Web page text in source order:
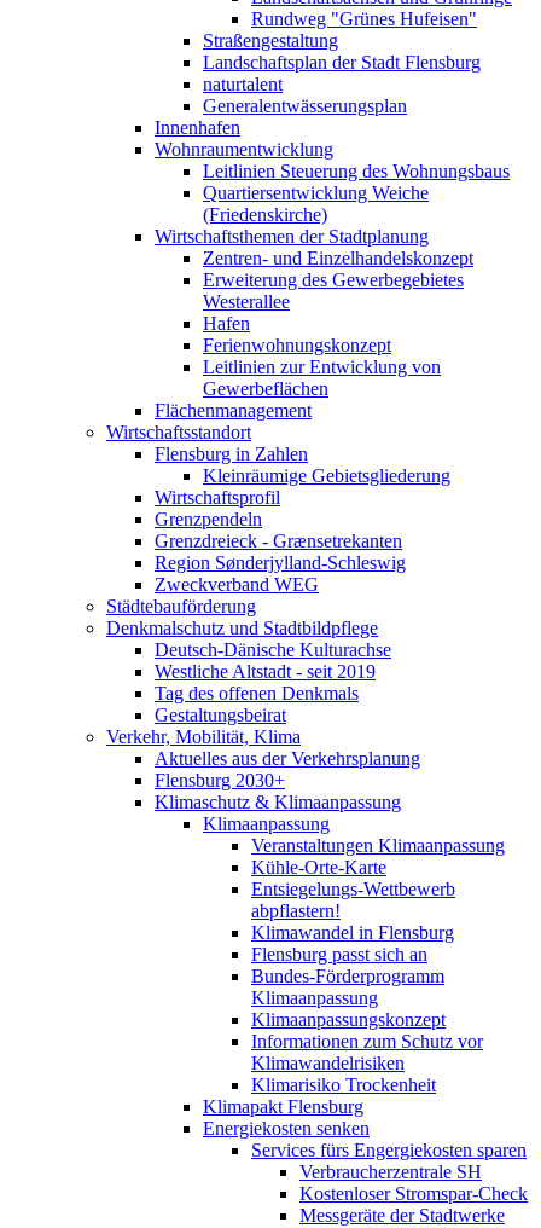
Rundweg "Grünes Hufeisen"
Straßengestaltung
Landschaftsplan der Stadt Flensburg
naturtalent
Generalentwässerungsplan
Innenhafen
Wohnraumentwicklung
Leitlinien Steuerung des Wohnungsbaus
Quartiersentwicklung Weiche
(Friedenskirche)
Wirtschaftsthemen der Stadtplanung
Zentren- und Einzelhandelskonzept
Erweiterung des Gewerbegebietes
Westerallee
Hafen
Ferienwohnungskonzept
Leitlinien zur Entwicklung von
Gewerbeflächen
Flächenmanagement
Wirtschaftsstandort
Flensburg in Zahlen
Kleinräumige Gebietsgliederung
Wirtschaftsprofil
Grenzpendeln
Grenzdreieck - Grænsetrekanten
Region Sønderjylland-Schleswig
Zweckverband WEG
Städtebauförderung
Denkmalschutz und Stadtbildpflege
Deutsch-Dänische Kulturachse
Westliche Altstadt - seit 2019
Tag des offenen Denkmals
Gestaltungsbeirat
Verkehr, Mobilität, Klima
Aktuelles aus der Verkehrsplanung
Flensburg 2030+
Klimaschutz & Klimaanpassung
Klimaanpassung
Veranstaltungen Klimaanpassung
Kühle-Orte-Karte
Entsiegelungs-Wettbewerb
abpflastern!
Klimawandel in Flensburg
Flensburg passt sich an
Bundes-Förderprogramm
Klimaanpassung
Klimaanpassungskonzept
Informationen zum Schutz vor
Klimawandelrisiken
Klimarisiko Trockenheit
Klimapakt Flensburg
Energiekosten senken
Services fürs Engergiekosten sparen
Verbraucherzentrale SH
Kostenloser Stromspar-Check
Messgeräte der Stadtwerke